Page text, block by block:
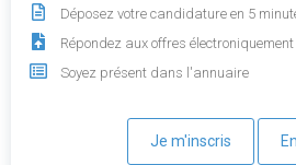
Déposez votre candidature en 5
Répondez aux offres électroniquement
Soyez présent dans l'annuaire
Je m'inscris